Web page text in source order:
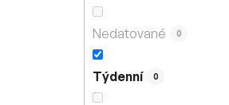
Nedatované 0
Týdenní 0